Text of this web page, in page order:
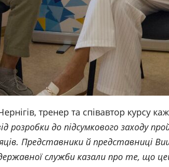
тренер та співавтор курсу
розробки до підсумкового заходу
Представники й представниці
служби казали про те, що